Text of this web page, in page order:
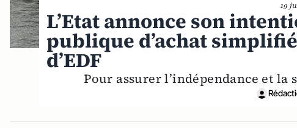
19
L’Etat annonce son
publique d’achat
d’EDF
Pour assurer l’indépendance et